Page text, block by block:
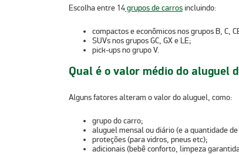
Escolha entre 14grupos de carros incluindo:
compactos e econômicos nos grupos B, C,
SUVs nos grupos GC, GX e LE;
pick-ups no grupo V.
Qual é o valor médio do aluguel
Alguns fatores alteram o valor do aluguel, como:
grupo do carro;
aluguel mensal ou diário (e a quantidade
proteções (para vidros, pneus etc);
adicionais (bebê conforto, limpeza